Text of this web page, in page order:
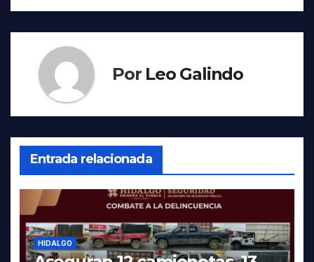
Por Leo Galindo
Entrada relacionada
HIDALGO